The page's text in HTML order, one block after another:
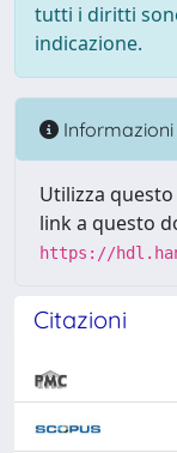
tutti i diritti
indicazione.
Informazioni
Utilizza
link a questo
https://
Citazioni